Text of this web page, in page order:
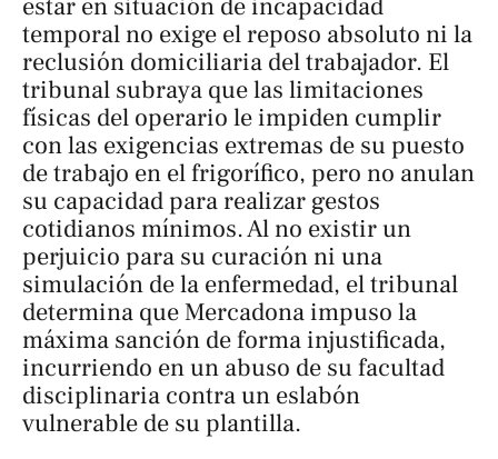
estar en situación de incapacidad
temporal no exige el reposo absoluto ni la
reclusión domiciliaria del trabajador. El
tribunal subraya que las limitaciones
físicas del operario le impiden cumplir
con las exigencias extremas de su puesto
de trabajo en el frigorífico, pero no anulan
su capacidad para realizar gestos
cotidianos mínimos. Al no existir un
perjuicio para su curación ni una
simulación de la enfermedad, el tribunal
determina que Mercadona impuso la
máxima sanción de forma injustificada,
incurriendo en un abuso de su facultad
disciplinaria contra un eslabón
vulnerable de su plantilla.